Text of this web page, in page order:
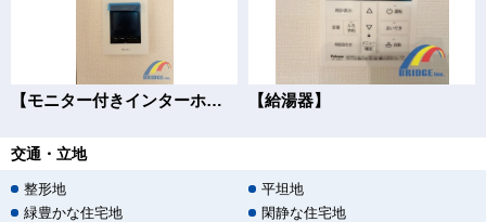
【モニター付きインターホン】 【給湯器】
交通・立地
整形地
平坦地
緑豊かな住宅地
閑静な住宅地